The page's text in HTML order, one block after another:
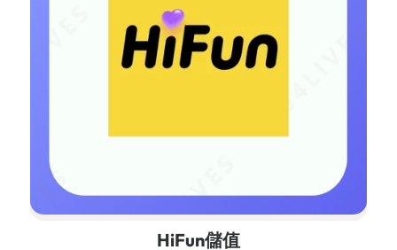
HiFun儲值